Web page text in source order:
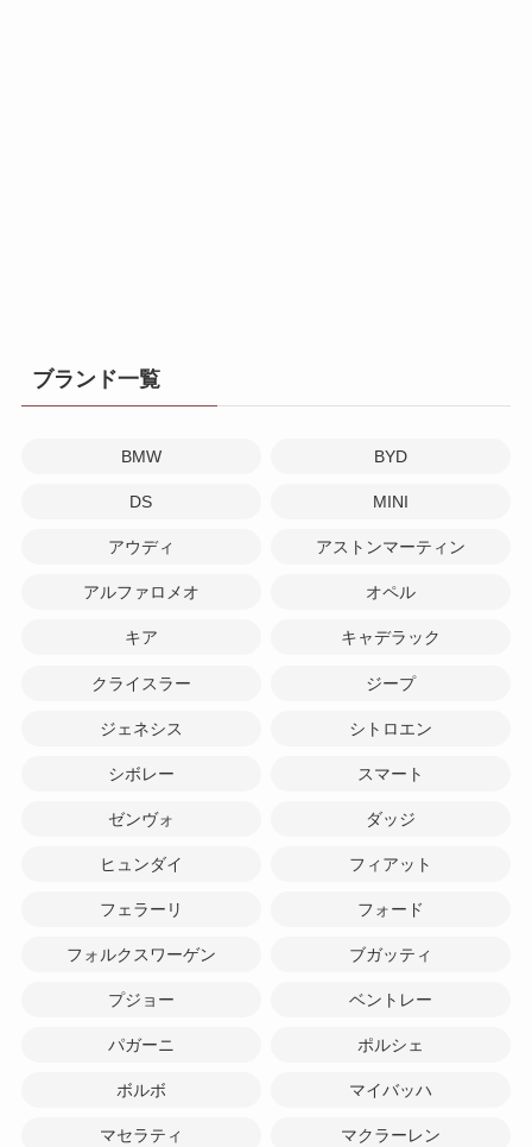
ブランド一覧
BMW BYD
DS MINI
アウディ アストンマーティン
アルファロメオ オペル
キア キャデラック
クライスラー ジープ
ジェネシス シトロエン
シボレー スマート
ゼンヴォ ダッジ
ヒュンダイ フィアット
フェラーリ フォード
フォルクスワーゲン ブガッティ
プジョー ベントレー
パガーニ ポルシェ
ボルボ マイバッハ
マセラティ マクラーレン